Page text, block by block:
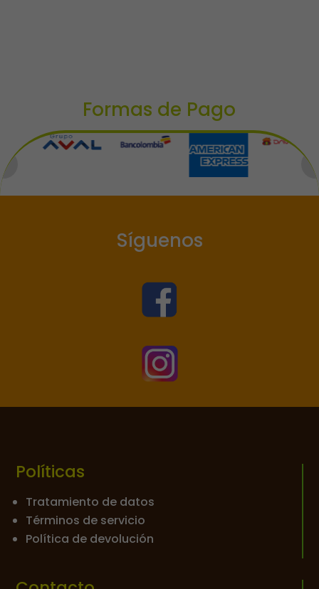
Formas de Pago
Síguenos


Políticas
Tratamiento de datos
Términos de servicio
Política de devolución